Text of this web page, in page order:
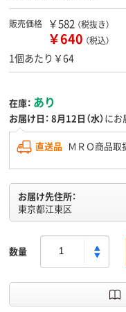
販売価格 ￥582 （税抜き）
￥640 （税込）
1個あたり￥64
在庫： あり
お届け日： 8月12日（水）にお
直送品 ＭＲＯ商品取
お届け先住所：
東京都江東区
数量